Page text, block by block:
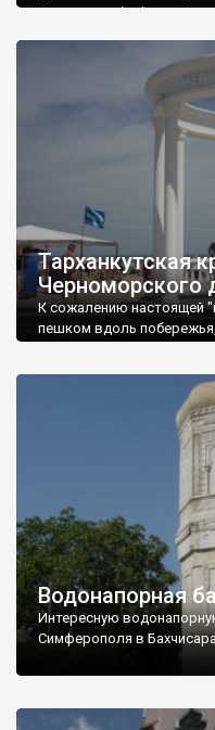
запрошую відвідати це
Тарханкутская
Черноморского
К сожалению настоящей
пешком вдоль
Водонапорная
Интересную
Симферополя в